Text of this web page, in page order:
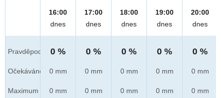
Pravděpod.
Očekáváno
Maximum
16:00
dnes
0 %
0 mm
0 mm
17:00
dnes
0 %
0 mm
0 mm
18:00
dnes
0 %
0 mm
0 mm
19:00
dnes
0 %
0 mm
0 mm
20:00
dnes
0 %
0 mm
0 mm